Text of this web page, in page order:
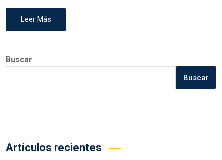
Leer Más
Buscar
Buscar
Artículos recientes